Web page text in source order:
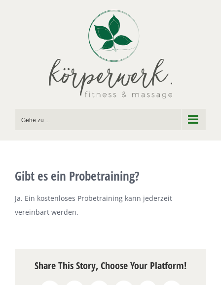
Gehe zu ...
Gibt es ein Probetraining?
Ja. Ein kostenloses Probetraining kann jederzeit
vereinbart werden.
Share This Story, Choose Your Platform!